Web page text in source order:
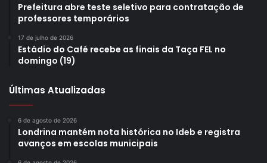
Prefeitura abre teste seletivo para contratação de
professores temporários
17 de julho de 2026
Estádio do Café recebe as finais da Taça FEL no
domingo (19)
Últimas Atualizadas
6 de agosto de 2026
Londrina mantém nota histórica no Ideb e registra
avanços em escolas municipais